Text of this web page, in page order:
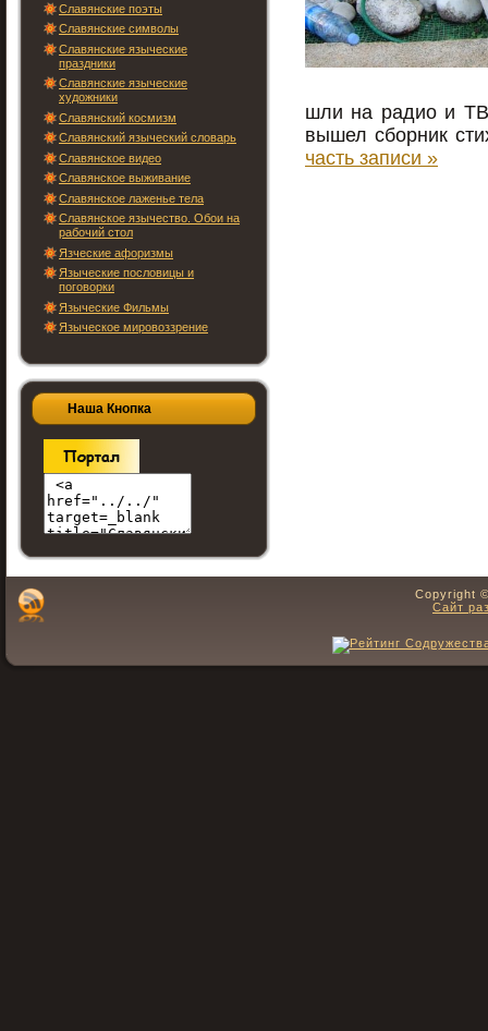
Славянские поэты
Славянские символы
Славянские языческие
праздники
Славянские языческие
художники
Славянский космизм
Славянский языческий словарь
Славянское видео
Славянское выживание
Славянское лаженье тела
Славянское язычество. Обои на
рабочий стол
Язческие афоризмы
Языческие пословицы и
поговорки
Языческие Фильмы
Языческое мировоззрение
Наша Кнопка
шли на радио и
вышел сборник
часть записи »
Copyright
Сайт